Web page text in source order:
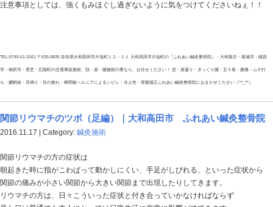
低血圧症のツボ｜大和高田市 ふれあい鍼灸
2016.11.21 | Category:鍼灸施術
を低血圧といいます。
慢性的な頭痛・肩凝り・食欲不振・手足の冷えなどの諸
今回は、そういった低血圧の諸症状に効果的なツボを紹
肓兪（こうゆ）